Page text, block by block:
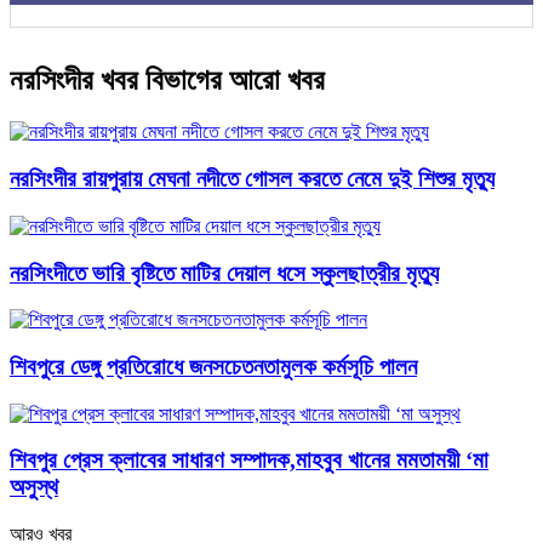
নরসিংদীর খবর বিভাগের আরো খবর
নরসিংদীর রায়পুরায় মেঘনা নদীতে গোসল করতে নেমে দুই শিশুর মৃত্যু
নরসিংদীতে ভারি বৃষ্টিতে মাটির দেয়াল ধসে স্কুলছাত্রীর মৃত্যু
শিবপুরে ডেঙ্গু প্রতিরোধে জনসচেতনতামুলক কর্মসূচি পালন
শিবপুর প্রেস ক্লাবের সাধারণ সম্পাদক,মাহবুব খানের মমতাময়ী ‘মা
অসুস্থ
আরও খবর